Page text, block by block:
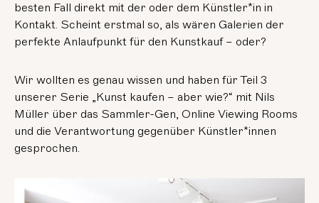
besten Fall direkt mit der oder dem Künstler*in in
Kontakt. Scheint erstmal so, als wären Galerien der
perfekte Anlaufpunkt für den Kunstkauf – oder?
Wir wollten es genau wissen und haben für Teil 3
unserer Serie „Kunst kaufen – aber wie?“ mit Nils
Müller über das Sammler-Gen, Online Viewing Rooms
und die Verantwortung gegenüber Künstler*innen
gesprochen.